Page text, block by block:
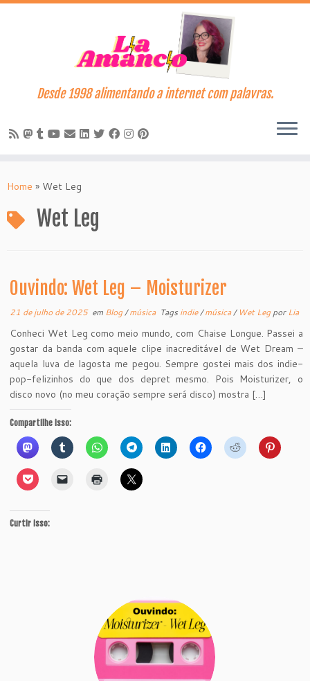
to
Desde 1998 alimentando a internet com palavras.
Home » Wet Leg
Wet Leg
Ouvindo: Wet Leg – Moisturizer
21 de julho de 2025em Blog/música Tags indie/música/ Wet LegporLia
Conheci Wet Leg como meio mundo, com Chaise Longue. Passei a
gostar da banda com aquele clipe inacreditável de Wet Dream –
aquela luva de lagosta me pegou. Sempre gostei mais dos indie-
pop-felizinhos do que dos depret mesmo. Pois Moisturizer, o
disco novo (no meu coração sempre será disco) mostra […]
Compartilhe isso:
Curtir isso: